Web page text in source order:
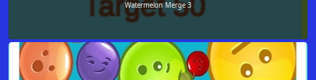
Watermelon Merge 3